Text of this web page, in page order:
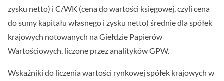
zysku netto) i C/WK (cena do wartości księgowej, czyli cena
do sumy kapitału własnego i zysku netto) średnie dla spółek
krajowych notowanych na Giełdzie Papierów
Wartościowych, liczone przez analityków GPW.
Wskaźniki do liczenia wartości rynkowej spółek krajowych w